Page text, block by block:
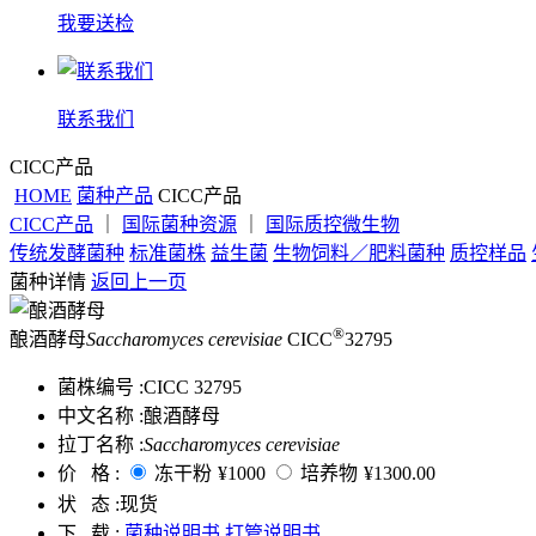
我要送检
联系我们
CICC产品
HOME 菌种产品 CICC产品
CICC产品
国际菌种资源
国际质控微生物
传统发酵菌种 标准菌株 益生菌 生物饲料／肥料菌种 质控样品
菌种详情 返回上一页
酿酒酵母Saccharomyces cerevisiae CICC®32795
菌株编号 :CICC 32795
中文名称 :酿酒酵母
拉丁名称 :Saccharomyces cerevisiae
价 格 :
冻干粉 ¥1000 培养物 ¥1300.00
状 态 :现货